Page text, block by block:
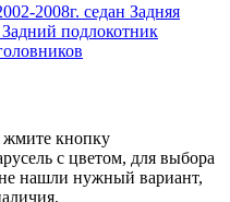
2008г. седан Задняя
подлокотник
кнопку
с цветом, для выбора
нашли нужный вариант,